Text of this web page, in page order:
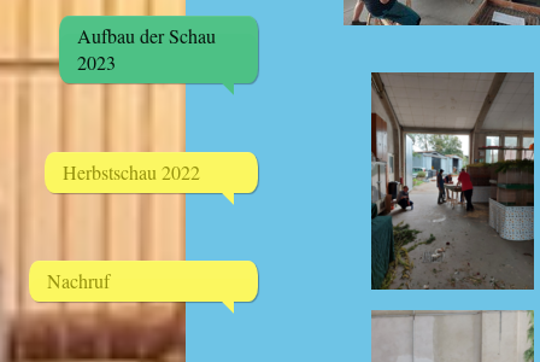
Aufbau der Schau
2023
Herbstschau 2022
Nachruf